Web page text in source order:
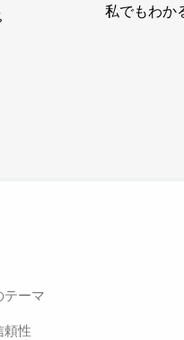
私でもわか
テーマ
頼性